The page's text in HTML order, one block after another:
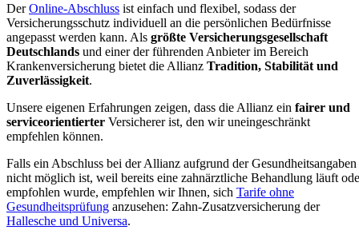
DerOnline-Abschluss ist einfach und flexibel, sodass der
Versicherungsschutz individuell an die persönlichen Bedürfnisse
angepasst werden kann. Als größte Versicherungsgesellschaft
Deutschlands und einer der führenden Anbieter im Bereich
Krankenversicherung bietet die Allianz Tradition, Stabilität und
Zuverlässigkeit.
Unsere eigenen Erfahrungen zeigen, dass die Allianz ein fairer und
serviceorientierter Versicherer ist, den wir uneingeschränkt
empfehlen können.
Falls ein Abschluss bei der Allianz aufgrund der Gesundheitsangaben
nicht möglich ist, weil bereits eine zahnärztliche Behandlung läuft
empfohlen wurde, empfehlen wir Ihnen, sich Tarife ohne
Gesundheitsprüfung anzusehen: Zahn-Zusatzversicherung der
Hallesche und Universa.